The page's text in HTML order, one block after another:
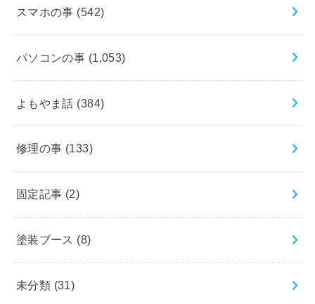
スマホの事 (542)
パソコンの事 (1,053)
よもやま話 (384)
修理の事 (133)
固定記事 (2)
塗装ブース (8)
未分類 (31)